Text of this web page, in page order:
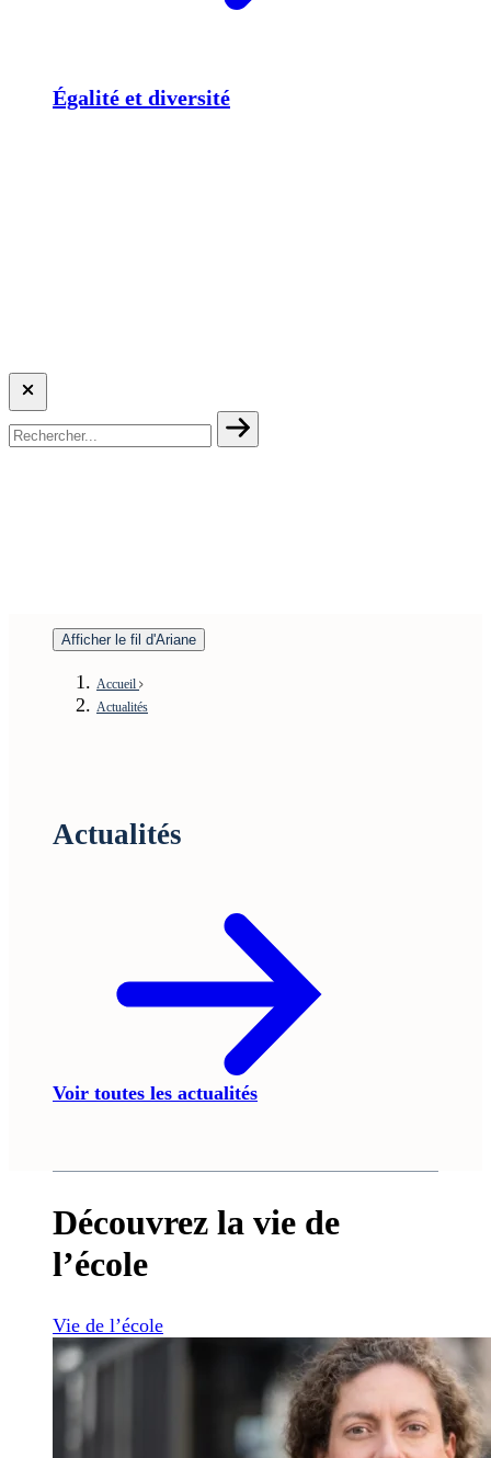
Égalité et diversité
Afficher le fil d'Ariane
Accueil
Actualités
Actualités
Voir toutes les actualités
Découvrez la vie de
l’école
Vie de l’école